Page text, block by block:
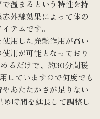
温まるという特性を持
外線効果によって体の
テムです。
用した発熱作用が高い
用が可能となっており
るだけで、約30分間暖
していますので何度でも
あたたかさが足りない
時間を延長して調整し